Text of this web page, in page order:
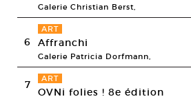
Galerie Christian Berst,
6
ART
Affranchi
Galerie Patricia Dorfmann,
7 ART
OVNi folies ! 8e édition